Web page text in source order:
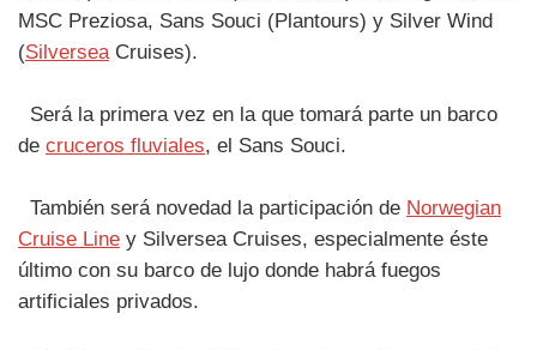
MSC Preziosa, Sans Souci (Plantours) y Silver Wind
(Silversea Cruises).
Será la primera vez en la que tomará parte un barco
de cruceros fluviales, el Sans Souci.
También será novedad la participación de Norwegian
Cruise Line y Silversea Cruises, especialmente éste
último con su barco de lujo donde habrá fuegos
artificiales privados.